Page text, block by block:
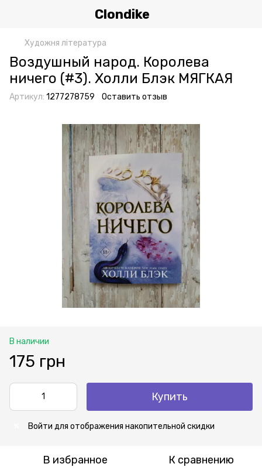
Clondike
Художня література
Воздушный народ. Королева
ничего (#3). Холли Блэк МЯГКАЯ
Артикул: 1277278759 Оставить отзыв
В наличии
175 грн
Купить
Войти для отображения накопительной скидки
В избранное К сравнению